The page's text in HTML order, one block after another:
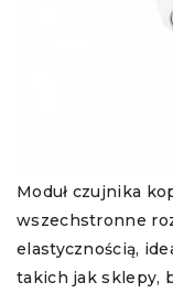
Moduł czujnika
wszechstronne
elastycznością,
takich jak sklepy,